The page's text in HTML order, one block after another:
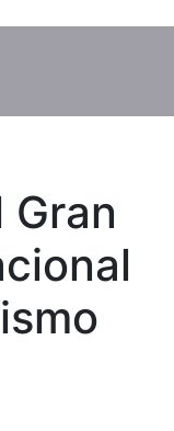
Gran